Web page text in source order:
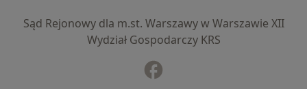
Sąd Rejonowy dla m.st. Warszawy w Warszawie XII
Wydział Gospodarczy KRS